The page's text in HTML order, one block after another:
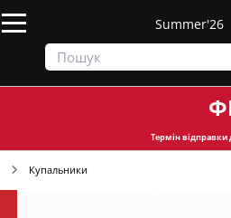
Summer'26
Термін відправки
Купальники